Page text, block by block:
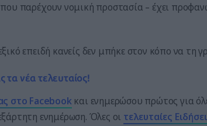
που παρέχουν νομική προστασία – έχει
επειδή κανείς δεν μπήκε στον κόπο να τη
τα νέα τελευταίος!
στο Facebookκαι ενημερώσου πρώτος για
ενημέρωση. Όλες οι τελευταίες